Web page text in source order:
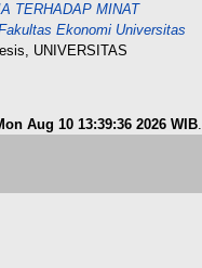
TERHADAP MINAT
Ekonomi Universitas
UNIVERSITAS
Aug 10 13:39:36 2026 WIB.